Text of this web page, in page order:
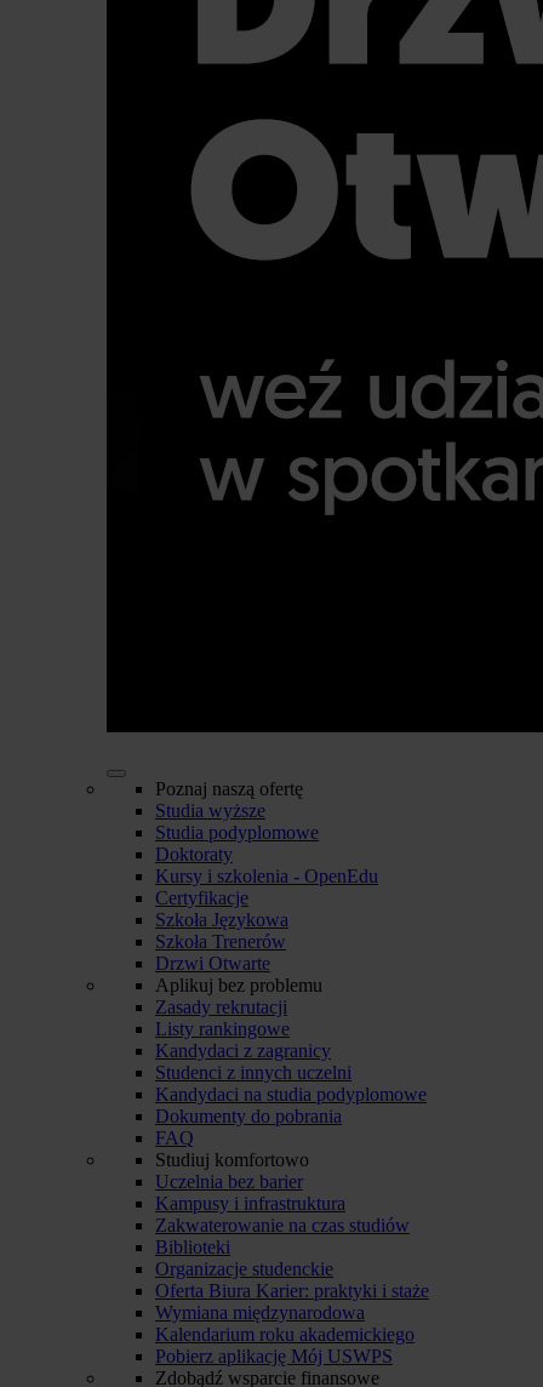
Poznaj naszą ofertę
Studia wyższe
Studia podyplomowe
Doktoraty
Kursy i szkolenia - OpenEdu
Certyfikacje
Szkoła Językowa
Szkoła Trenerów
Drzwi Otwarte
Aplikuj bez problemu
Zasady rekrutacji
Listy rankingowe
Kandydaci z zagranicy
Studenci z innych uczelni
Kandydaci na studia podyplomowe
Dokumenty do pobrania
FAQ
Studiuj komfortowo
Uczelnia bez barier
Kampusy i infrastruktura
Zakwaterowanie na czas studiów
Biblioteki
Organizacje studenckie
Oferta Biura Karier: praktyki i staże
Wymiana międzynarodowa
Kalendarium roku akademickiego
Pobierz aplikację Mój USWPS
Zdobądź wsparcie finansowe